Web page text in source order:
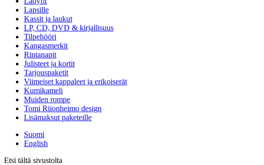
Lapsille
Kassit ja laukut
LP, CD, DVD & kirjallisuus
Tilpehööri
Kangasmerkit
Rintanapit
Julisteet ja kortit
Tarjouspaketit
Viimeiset kappaleet ja erikoiserät
Kumikameli
Muiden rompe
Tomi Riionheimo design
Lisämaksut paketeille
Suomi
English
Etsi tältä sivustolta